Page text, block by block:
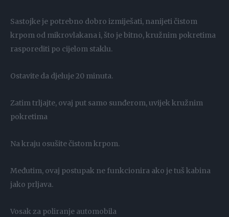
Sastojke je potrebno dobro izmiješati, nanijeti čistom
krpom od mikrovlakana i, što je bitno, kružnim pokretima
rasporediti po cijelom staklu.
Ostavite da djeluje 20 minuta.
Zatim trljajte, ovaj put samo sunđerom, uvijek kružnim
pokretima
Na kraju osušite čistom krpom.
Međutim, ovaj postupak ne funkcionira ako je tuš kabina
jako prljava.
Vosak za poliranje automobila